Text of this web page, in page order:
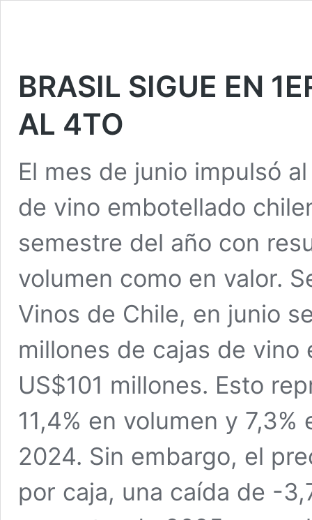
BRASIL SIGUE EN
AL 4TO
El mes de junio impulsó
de vino embotellado
semestre del año con
volumen como en valor.
Vinos de Chile, en junio
millones de cajas de
US$101 millones. Esto
11,4% en volumen y
2024. Sin embargo, el
por caja, una caída de -